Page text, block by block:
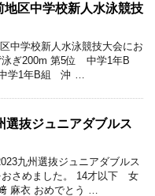
地区中学校新人水泳競技
中学校新人水泳競技大会にお
泳ぎ200m 第5位 中学1年B
学1年B組 沖 …
選抜ジュニアダブルス
九州選抜ジュニアダブルス
おさめました。 14才以下 女
麻衣 おめでとう …